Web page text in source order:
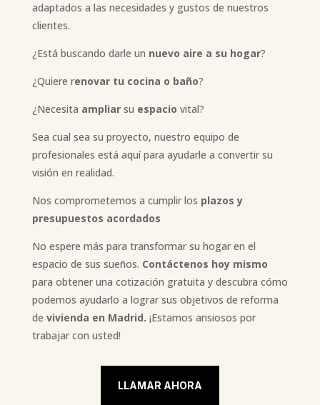
adaptados a las necesidades y gustos de nuestros
clientes.
¿Está buscando darle un nuevo aire a su hogar?
¿Quiere renovar tu cocina o baño?
¿Necesita ampliarsu espacio vital?
Sea cual sea su proyecto, nuestro equipo de
profesionales está aquí para ayudarle a convertir su
visión en realidad.
Nos comprometemos a cumplir los plazos y
presupuestos acordados
No espere más para transformar su hogar en el
espacio de sus sueños. Contáctenos hoy mismo
para obtener una cotización gratuita y descubra cómo
podemos ayudarlo a lograr sus objetivos de reforma
de vivienda en Madrid. ¡Estamos ansiosos por
trabajar con usted!
LLAMAR AHORA